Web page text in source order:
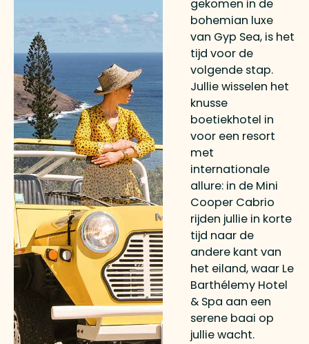
gekomen in de
bohemian luxe
van Gyp Sea, is het
tijd voor de
volgende stap.
Jullie wisselen het
knusse
boetiekhotel in
voor een resort
met
internationale
allure: in de Mini
Cooper Cabrio
rijden jullie in korte
tijd naar de
andere kant van
het eiland, waar Le
Barthélemy Hotel
& Spa aan een
serene baai op
jullie wacht.